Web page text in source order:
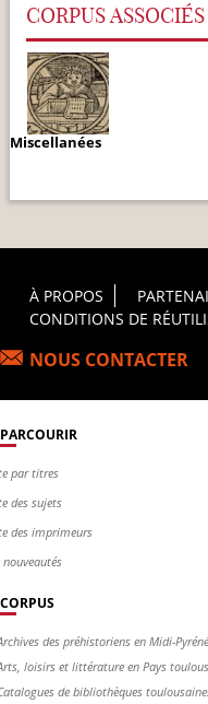
CORPUS ASSOCIÉS
Miscellanées
Footer
À PROPOS
CONDITIONS DE
NOUS CONTACTER
PARCOURIR
par titres
des sujets
des imprimeurs
nouveautés
CORPUS
des préhistoriens en Midi-
loisirs et littérature en Pays
de bibliothèques